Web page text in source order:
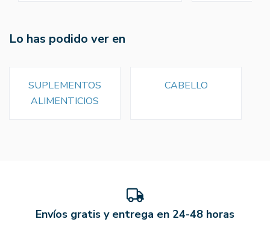
Lo has podido ver en
SUPLEMENTOS
ALIMENTICIOS
CABELLO
Envíos gratis y entrega en 24-48 horas